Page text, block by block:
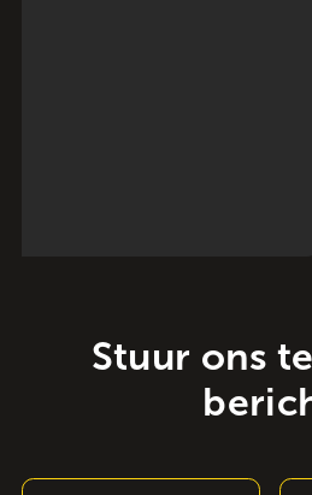
Uitvoerder
Stuur ons